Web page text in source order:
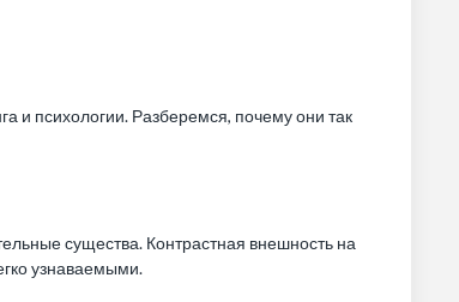
и психологии. Разберемся, почему они так
существа. Контрастная внешность на
узнаваемыми.